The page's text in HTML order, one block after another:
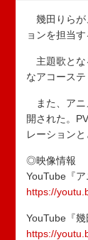
幾田りらが
ョンを担当す
主題歌とな
なアコース
また、アニ
開された。
レーション
◎映像情報
YouTube『
https://
YouTube『幾
https://